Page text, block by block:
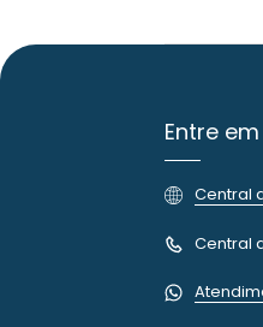
Entre
Central
Central